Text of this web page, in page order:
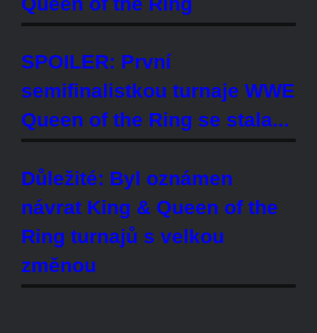
WRESTLINGSHOP
BROCK LESNAR BEAST T-